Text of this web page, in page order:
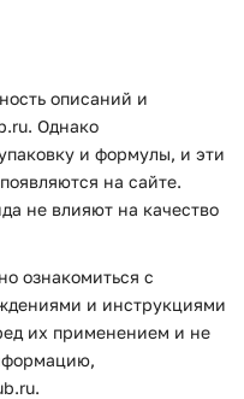
описаний и
Однако
и формулы, и эти
на сайте.
не влияют на качество
ознакомиться с
и инструкциями
их применением и не